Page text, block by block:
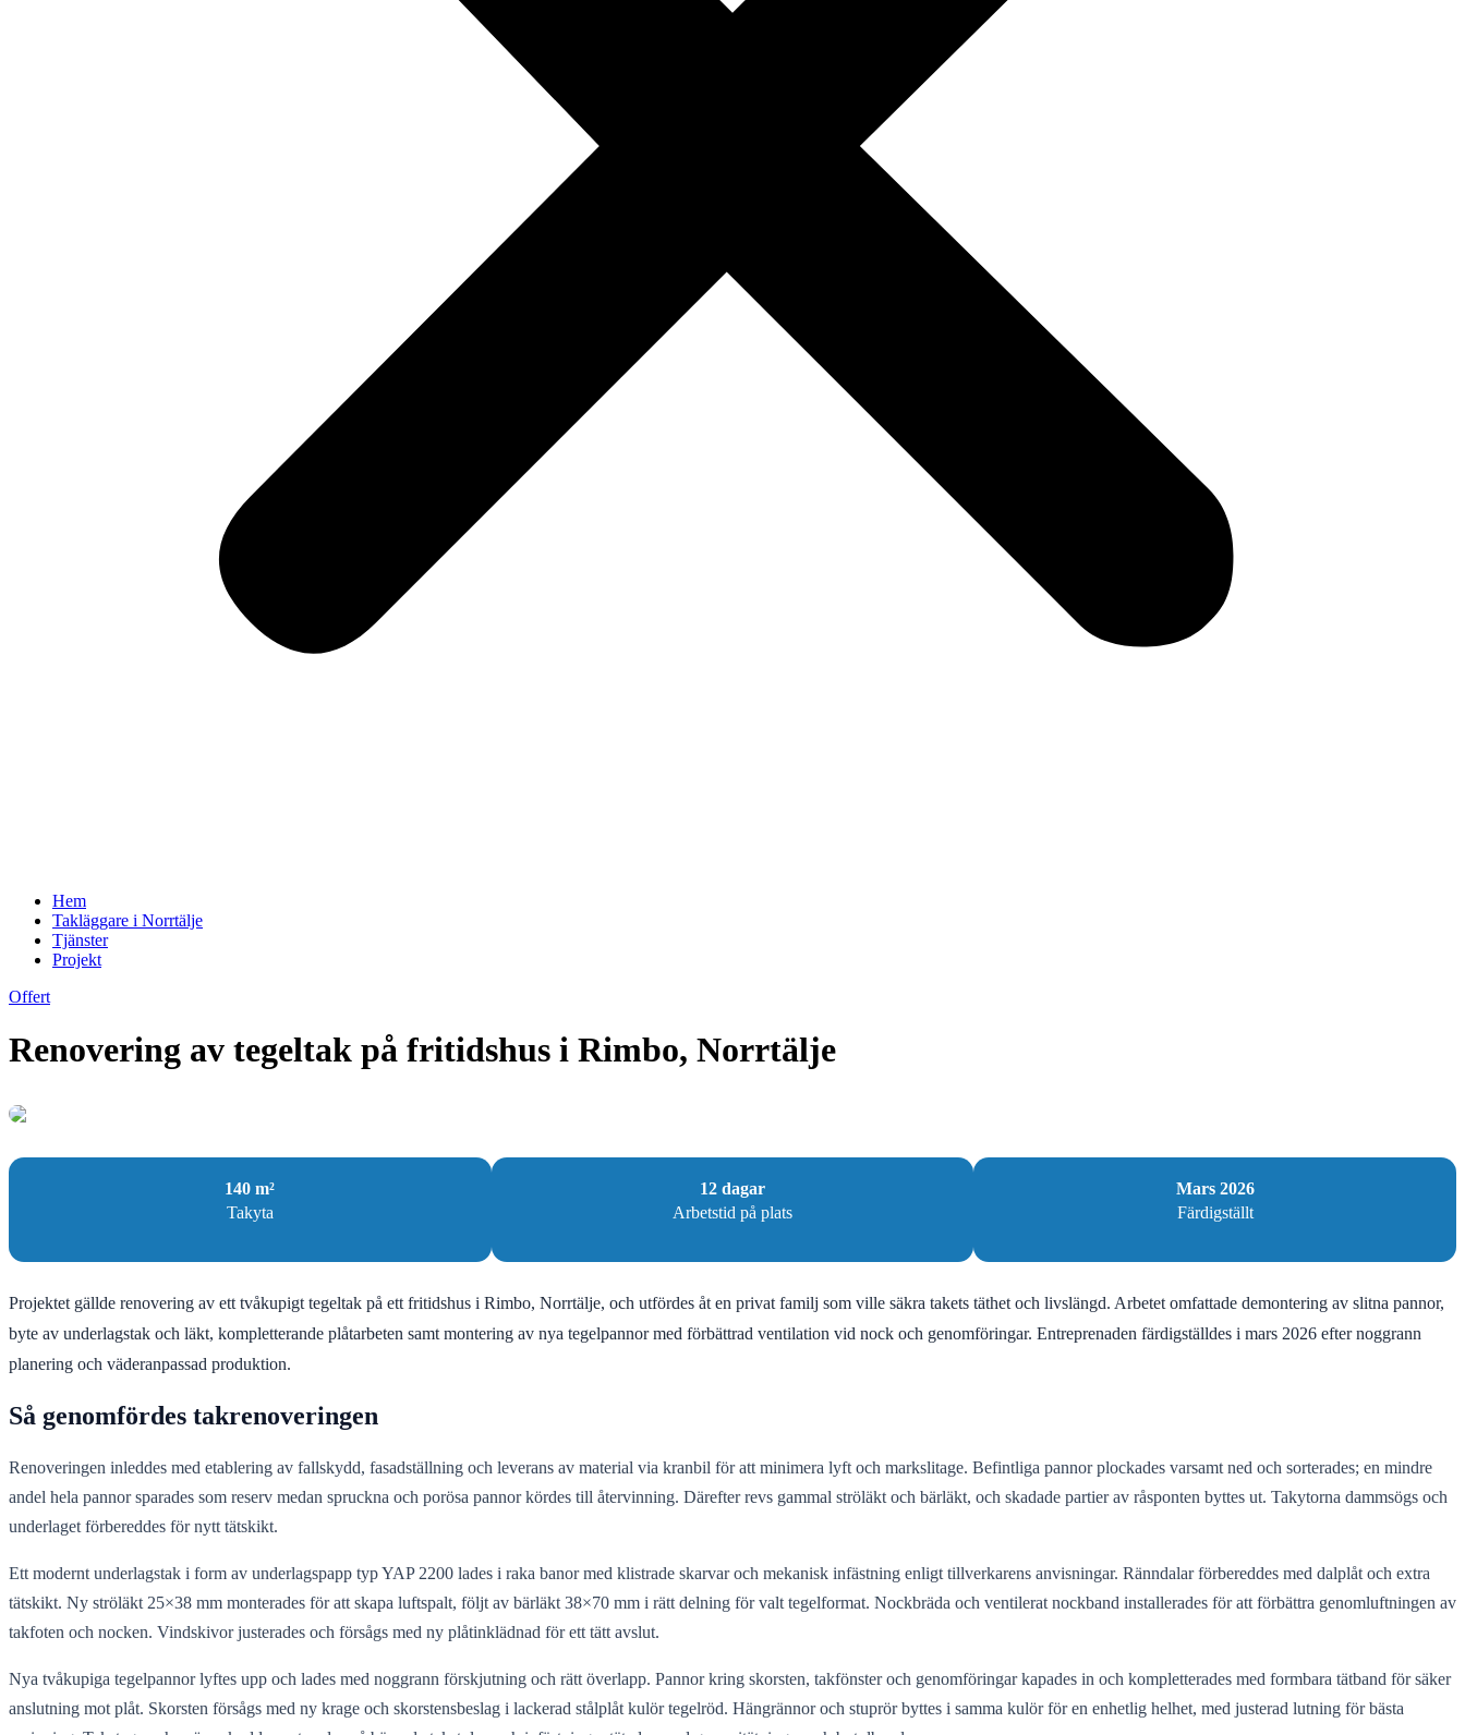
Hem
Takläggare i Norrtälje
Tjänster
Projekt
Offert
Renovering av tegeltak på fritidshus i Rimbo, Norrtälje
140 m²
Takyta
12 dagar
Arbetstid på plats
Mars 2026
Färdigställt
Projektet gällde renovering av ett tvåkupigt tegeltak på ett fritidshus i Rimbo, Norrtälje, och utfördes åt en privat familj som ville säkra takets täthet och livslängd. Arbetet omfattade demontering av slitna pannor,
byte av underlagstak och läkt, kompletterande plåtarbeten samt montering av nya tegelpannor med förbättrad ventilation vid nock och genomföringar. Entreprenaden färdigställdes i mars 2026 efter noggrann
planering och väderanpassad produktion.
Så genomfördes takrenoveringen
Renoveringen inleddes med etablering av fallskydd, fasadställning och leverans av material via kranbil för att minimera lyft och markslitage. Befintliga pannor plockades varsamt ned och sorterades; en mindre
andel hela pannor sparades som reserv medan spruckna och porösa pannor kördes till återvinning. Därefter revs gammal ströläkt och bärläkt, och skadade partier av råsponten byttes ut. Takytorna dammsögs och
underlaget förbereddes för nytt tätskikt.
Ett modernt underlagstak i form av underlagspapp typ YAP 2200 lades i raka banor med klistrade skarvar och mekanisk infästning enligt tillverkarens anvisningar. Ränndalar förbereddes med dalplåt och extra
tätskikt. Ny ströläkt 25×38 mm monterades för att skapa luftspalt, följt av bärläkt 38×70 mm i rätt delning för valt tegelformat. Nockbräda och ventilerat nockband installerades för att förbättra genomluftningen av
takfoten och nocken. Vindskivor justerades och försågs med ny plåtinklädnad för ett tätt avslut.
Nya tvåkupiga tegelpannor lyftes upp och lades med noggrann förskjutning och rätt överlapp. Pannor kring skorsten, takfönster och genomföringar kapades in och kompletterades med formbara tätband för säker
anslutning mot plåt. Skorsten försågs med ny krage och skorstensbeslag i lackerad stålplåt kulör tegelröd. Hängrännor och stuprör byttes i samma kulör för en enhetlig helhet, med justerad lutning för bästa